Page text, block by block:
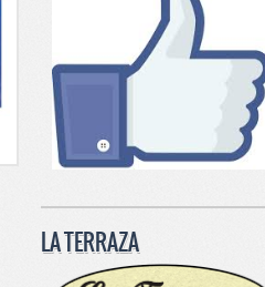
LA TERRAZA